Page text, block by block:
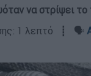
να στρίψει το
1 λεπτό ┋ 🗣️